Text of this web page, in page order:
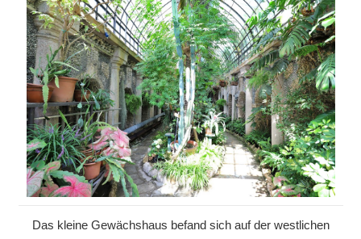
Das kleine Gewächshaus befand sich auf der westlichen